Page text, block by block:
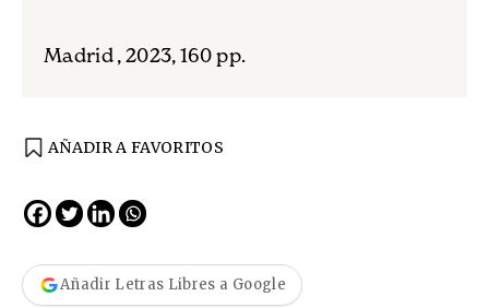
Madrid , 2023, 160 pp.
AÑADIR A FAVORITOS
Añadir Letras Libres a Google